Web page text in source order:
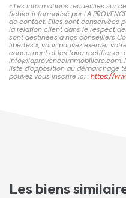
« Les informations recueillies sur
fichier informatisé par LA
de contact. Elles sont conservées
la relation client dans le respect
sont destinées à nos conseillers
libertés », vous pouvez exercer
concernant et les faire rectifier en
info@laprovenceimmobiliere.com.
liste d'opposition au démarchage
pouvez vous inscrire ici : https://
Les biens